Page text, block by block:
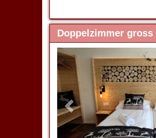
Doppelzimmer gross
Previous